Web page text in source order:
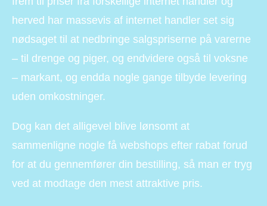
herved har massevis af internet handler set sig
nødsaget til at nedbringe salgspriserne på varerne
– til drenge og piger, og endvidere også til voksne
– markant, og endda nogle gange tilbyde levering
uden omkostninger.
Dog kan det alligevel blive lønsomt at
sammenligne nogle få webshops efter rabat forud
for at du gennemfører din bestilling, så man er tryg
ved at modtage den mest attraktive pris.